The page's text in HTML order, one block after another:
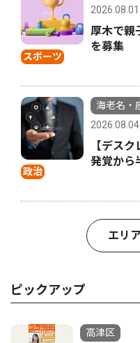
スポーツ
2026.08.01
厚木で
を募集
政治
海老名・
2026.08.04
【デス
発覚から
エリ
ピックアップ
高津区